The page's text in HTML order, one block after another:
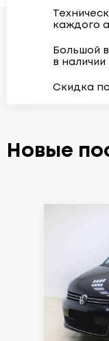
каждого
Большой
в наличии
Скидка
Новые